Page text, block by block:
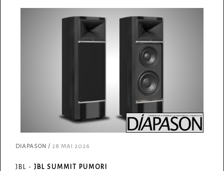
DIAPASON / 28 MAI 2026
JBL - JBL SUMMIT PUMORI